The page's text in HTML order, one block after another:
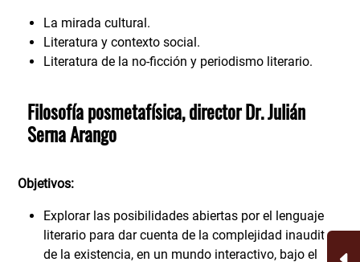
La mirada cultural.
Literatura y contexto social.
Literatura de la no-ficción y periodismo literario.
Filosofía posmetafísica, director Dr. Julián
Serna Arango
Objetivos:
Explorar las posibilidades abiertas por el lenguaje
literario para dar cuenta de la complejidad inaudita
de la existencia, en un mundo interactivo, bajo el